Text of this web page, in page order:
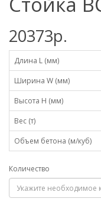
20373р.
Длина L (мм)
Ширина W (мм)
Высота H (мм)
Вес (т)
Объем бетона (м/куб)
Количество